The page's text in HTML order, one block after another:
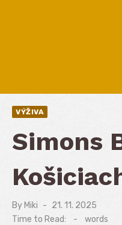
VÝŽIVA
Simons
By Miki
Posted
on
21. 11. 2025
Time to Read:
- words